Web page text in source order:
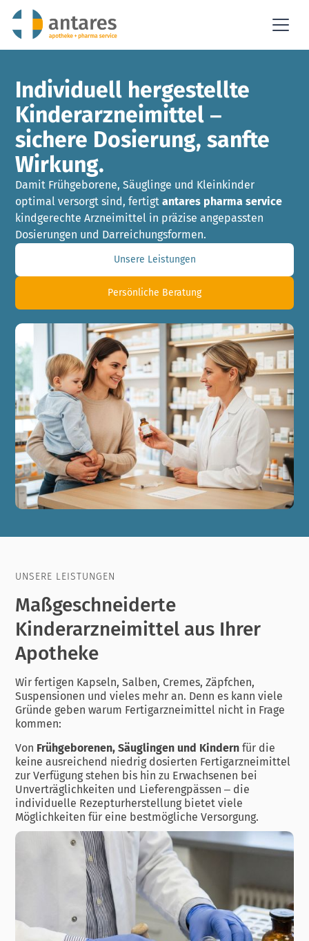
Individuell hergestellte
Kinderarzneimittel –
sichere Dosierung, sanfte
Wirkung.
Damit Frühgeborene, Säuglinge und Kleinkinder
optimal versorgt sind, fertigtantares pharma service
kindgerechte Arzneimittel in präzise angepassten
Dosierungen und Darreichungsformen.
Unsere Leistungen
Persönliche Beratung
UNSERE LEISTUNGEN
Maßgeschneiderte
Kinderarzneimittel aus Ihrer
Apotheke
Wir fertigen Kapseln, Salben, Cremes, Zäpfchen,
Suspensionen und vieles mehr an. Denn es kann viele
Gründe geben warum Fertigarzneimittel nicht in Frage
kommen:
Von Frühgeborenen, Säuglingen und Kindern für die
keine ausreichend niedrig dosierten Fertigarzneimittel
zur Verfügung stehen bis hin zu Erwachsenen bei
Unverträglichkeiten und Lieferengpässen – die
individuelle Rezepturherstellung bietet viele
Möglichkeiten für eine bestmögliche Versorgung.